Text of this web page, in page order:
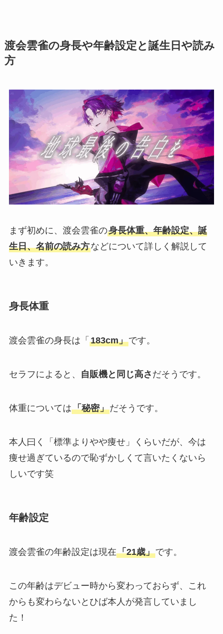
渡会雲雀の身長や年齢設定と誕生日や読み
方
まず初めに、渡会雲雀の身長体重、年齢設定、誕
生日、名前の読み方などについて詳しく解説して
いきます。
身長体重
渡会雲雀の身長は「 183cm」です。
セラフによると、 自販機と同じ高さ だそうです。
体重については「秘密」だそうです。
本人曰く「標準よりやや痩せ」くらいだが、今は
痩せ過ぎているので恥ずかしくて言いたくないら
しいです笑
年齢設定
渡会雲雀の年齢設定は現在「21歳」です。
この年齢はデビュー時から変わっておらず、これ
からも変わらないとひば本人が発言していまし
た！